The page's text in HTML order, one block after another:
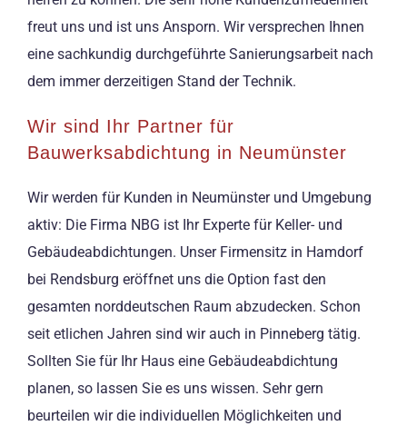
freut uns und ist uns Ansporn. Wir versprechen Ihnen
eine sachkundig durchgeführte Sanierungsarbeit nach
dem immer derzeitigen Stand der Technik.
Wir sind Ihr Partner für
Bauwerksabdichtung in Neumünster
Wir werden für Kunden in Neumünster und Umgebung
aktiv: Die Firma NBG ist Ihr Experte für Keller- und
Gebäudeabdichtungen. Unser Firmensitz in Hamdorf
bei Rendsburg eröffnet uns die Option fast den
gesamten norddeutschen Raum abzudecken. Schon
seit etlichen Jahren sind wir auch in Pinneberg tätig.
Sollten Sie für Ihr Haus eine Gebäudeabdichtung
planen, so lassen Sie es uns wissen. Sehr gern
beurteilen wir die individuellen Möglichkeiten und